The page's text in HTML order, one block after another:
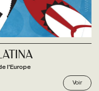
l'Europe
Voir